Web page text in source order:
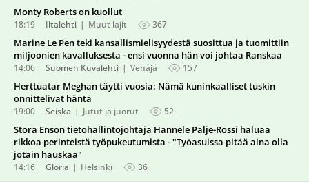
Monty Roberts on kuollut
18:19 Iltalehti Muut lajit 367
Marine Le Pen teki kansallismielisyydestä suosittua ja tuomittiin
miljoonien kavalluksesta - ensi vuonna hän voi johtaa Ranskaa
14:06 Suomen Kuvalehti Venäjä 157
Herttuatar Meghan täytti vuosia: Nämä kuninkaalliset tuskin
onnittelivat häntä
19:00 Seiska Jutut ja juorut 52
Stora Enson tietohallintojohtaja Hannele Palje-Rossi haluaa
rikkoa perinteistä työpukeutumista - "Työasuissa pitää aina olla
jotain hauskaa"
14:16 Gloria Helsinki 36